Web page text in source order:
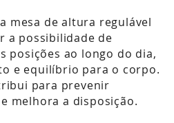
mesa de altura regulável
a possibilidade de
posições ao longo do dia,
e equilíbrio para o corpo.
para prevenir
melhora a disposição.